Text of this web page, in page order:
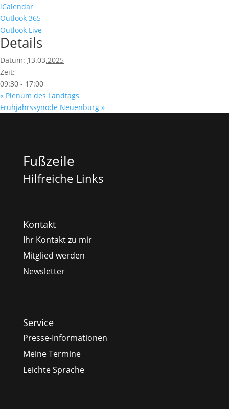
iCalendar
Outlook 365
Outlook Live
Details
Datum: 13.03.2025
Zeit:
09:30 - 17:00
« Plenum des Landtags
Frühjahrssynode Neuenbürg »
Fußzeile
Hilfreiche Links
Kontakt
Ihr Kontakt zu mir
Mitglied werden
Newsletter
Service
Presse-Informationen
Meine Termine
Leichte Sprache